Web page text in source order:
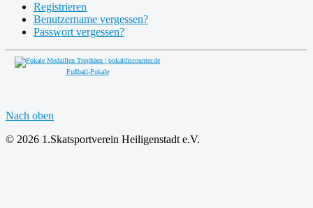
Registrieren
Benutzername vergessen?
Passwort vergessen?
Fußball-Pokale
Nach oben
© 2026 1.Skatsportverein Heiligenstadt e.V.